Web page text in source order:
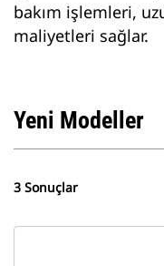
bakım işlemleri,
maliyetleri sağlar.
Yeni Modeller
3 Sonuçlar